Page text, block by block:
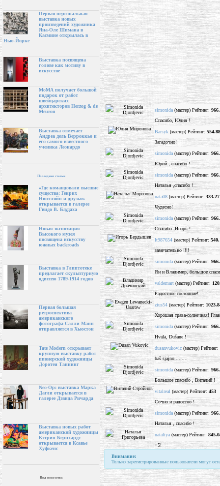
Первая персональная
выставка новых
произведений художника
Яна-Оле Шимана в
Касмине открылась в
Нью-Йорке
Выставка посвящена
голове как мотиву в
искусстве
МоМА получает большой
подарок от работ
швейцарских
архитекторов Herzog & de
Meuron
Выставка отмечает
Андреа дель Верроккьо и
его самого известного
ученика Леонардо
Последние статьи
«Где командовали высшие
существа: Генрих
Нюссляйн и друзья»
открывается в галерее
Гвидо В. Баудаха
Новая экспозиция
Высокого музея
посвящена искусству
южных backroads
Выставка в Глиптотеке
предлагает скульптурную
одиссею 1789-1914 годов
Первая большая
ретроспектива
американского
фотографа Салли Манн
отправляется в Хьюстон
Tate Modern открывает
крупную выставку работ
пионерской художницы
Доротеи Таннинг
Neo-Op: выставка Марка
Дагли открывается в
галерее Дэвида Ричарда
Выставка новых работ
американской художницы
Кэтрин Бернхардт
открывается в Ксавье
Хуфкенс
Вид искусства
simonida (мастер) Рейтинг:
Спасибо, Юлия !
Barsyk (мастер) Рейтинг: 554.88
Загадочно!
simonida (мастер) Рейтинг:
Юрий , спасибо !
simonida (мастер) Рейтинг:
Наталья ,спасибо !
nata08 (мастер) Рейтинг: 333.27
Чудесно!
simonida (мастер) Рейтинг:
Спасибо ,Игорь !
lt987654 (мастер) Рейтинг:
замечательно !!!!
simonida (мастер) Рейтинг:
Ян и Владимир, большое
valdemart (мастер) Рейтинг:
Радостное состояние!
zius54 (мастер) Рейтинг:
Хорошая трава-солнечная!
simonida (мастер) Рейтинг:
Hvala, Dušane !
dusanvukovic (мастер) Рейтинг:
baš sjajno.........
simonida (мастер) Рейтинг:
Большое спасибо , Виталий !
vitalreal (мастер) Рейтинг: 453
Сочно и радостно !
simonida (мастер) Рейтинг:
Наталья , спасибо !
nataliya (мастер) Рейтинг:
+5!
Внимание:
Только зарегистрированные пользователи могут